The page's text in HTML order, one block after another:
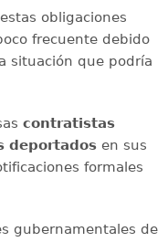
obligaciones
frecuente debido
situación que podría
contratistas
deportadosen sus
formales
gubernamentales de